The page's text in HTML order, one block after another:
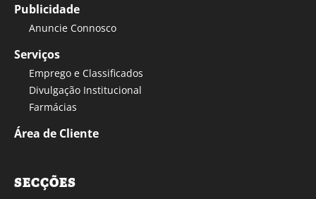
Publicidade
Anuncie Connosco
Serviços
Emprego e Classificados
Divulgação Institucional
Farmácias
Área de Cliente
SECÇÕES